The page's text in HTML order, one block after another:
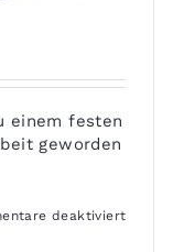
einem festen
geworden
deaktiviertfür